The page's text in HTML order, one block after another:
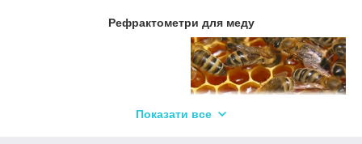
Рефрактометри для меду
Показати все